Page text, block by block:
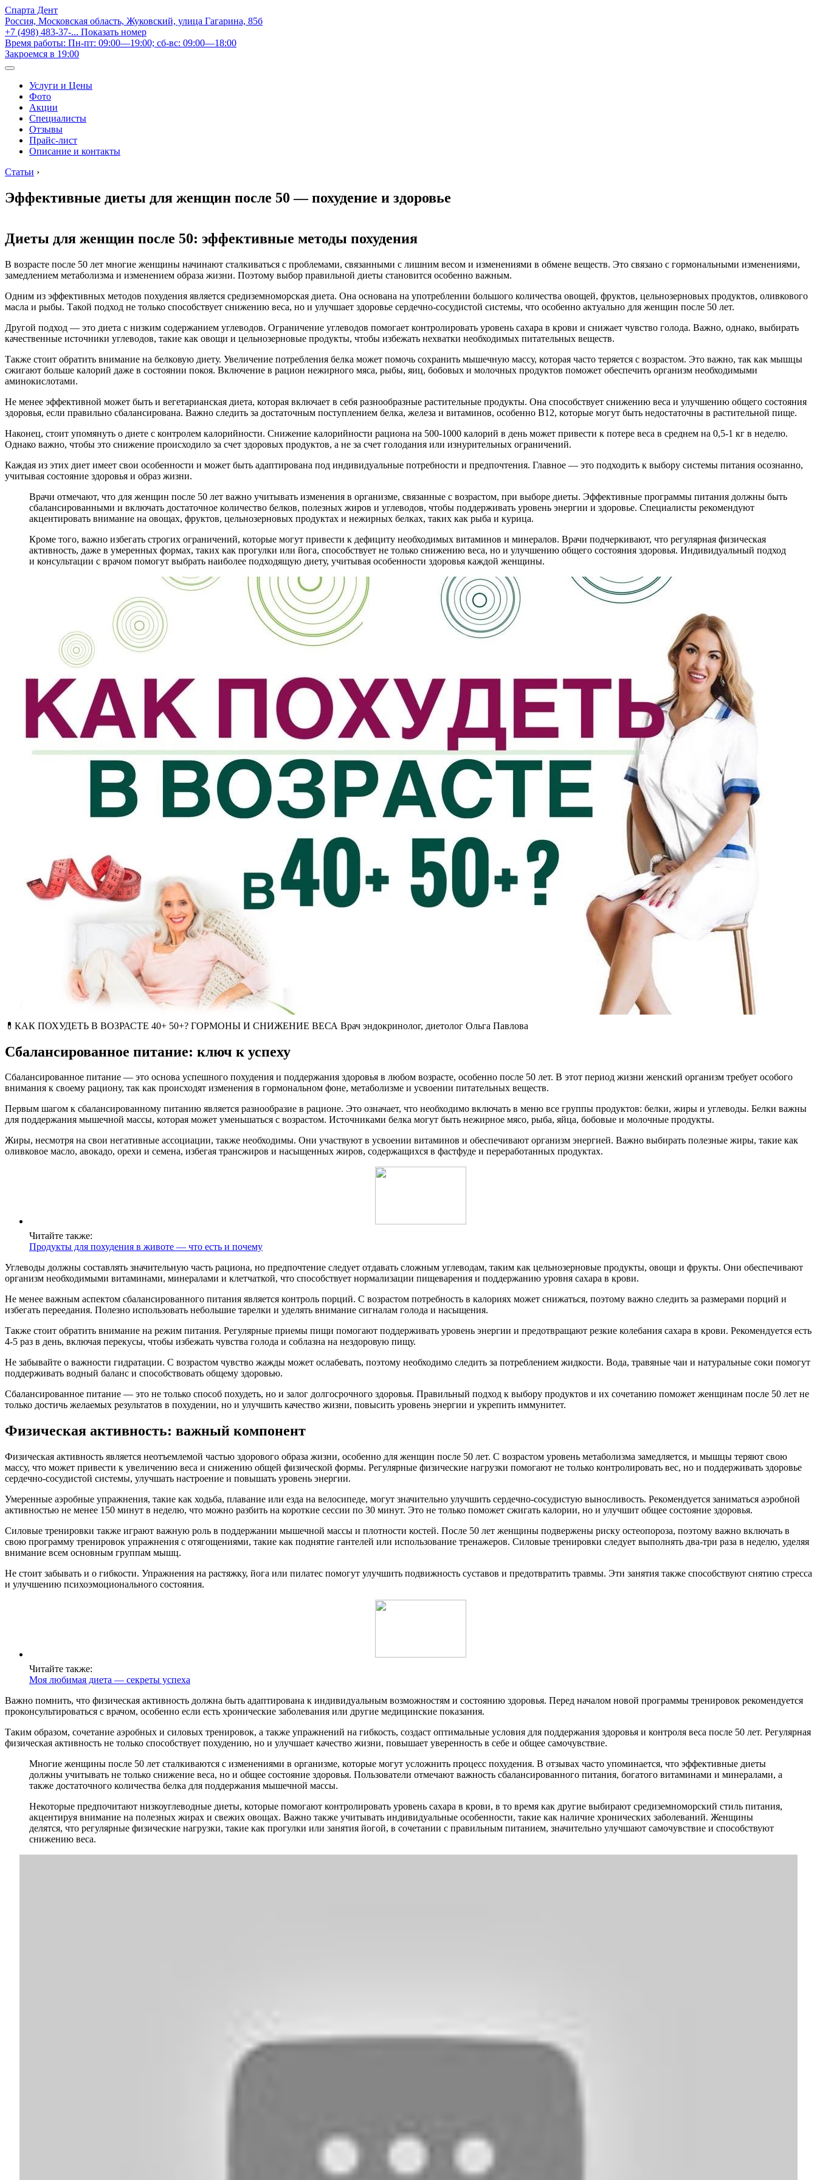
Спарта Дент
Россия, Московская область, Жуковский, улица Гагарина, 85б
+7 (498) 483-37-... Показать номер
Время работы: Пн-пт: 09:00—19:00; сб-вс: 09:00—18:00
Закроемся в 19:00
Услуги и Цены
Фото
Акции
Специалисты
Отзывы
Прайс-лист
Описание и контакты
Статьи ›
Эффективные диеты для женщин после 50 — похудение и здоровье
Диеты для женщин после 50: эффективные методы похудения
В возрасте после 50 лет многие женщины начинают сталкиваться с проблемами, связанными с лишним весом и изменениями в обмене веществ. Это связано с гормональными изменениями,
замедлением метаболизма и изменением образа жизни. Поэтому выбор правильной диеты становится особенно важным.
Одним из эффективных методов похудения является средиземноморская диета. Она основана на употреблении большого количества овощей, фруктов, цельнозерновых продуктов, оливкового
масла и рыбы. Такой подход не только способствует снижению веса, но и улучшает здоровье сердечно-сосудистой системы, что особенно актуально для женщин после 50 лет.
Другой подход — это диета с низким содержанием углеводов. Ограничение углеводов помогает контролировать уровень сахара в крови и снижает чувство голода. Важно, однако, выбирать
качественные источники углеводов, такие как овощи и цельнозерновые продукты, чтобы избежать нехватки необходимых питательных веществ.
Также стоит обратить внимание на белковую диету. Увеличение потребления белка может помочь сохранить мышечную массу, которая часто теряется с возрастом. Это важно, так как мышцы
сжигают больше калорий даже в состоянии покоя. Включение в рацион нежирного мяса, рыбы, яиц, бобовых и молочных продуктов поможет обеспечить организм необходимыми
аминокислотами.
Не менее эффективной может быть и вегетарианская диета, которая включает в себя разнообразные растительные продукты. Она способствует снижению веса и улучшению общего состояния
здоровья, если правильно сбалансирована. Важно следить за достаточным поступлением белка, железа и витаминов, особенно B12, которые могут быть недостаточны в растительной пище.
Наконец, стоит упомянуть о диете с контролем калорийности. Снижение калорийности рациона на 500-1000 калорий в день может привести к потере веса в среднем на 0,5-1 кг в неделю.
Однако важно, чтобы это снижение происходило за счет здоровых продуктов, а не за счет голодания или изнурительных ограничений.
Каждая из этих диет имеет свои особенности и может быть адаптирована под индивидуальные потребности и предпочтения. Главное — это подходить к выбору системы питания осознанно,
учитывая состояние здоровья и образ жизни.
Врачи отмечают, что для женщин после 50 лет важно учитывать изменения в организме, связанные с возрастом, при выборе диеты. Эффективные программы питания должны быть
сбалансированными и включать достаточное количество белков, полезных жиров и углеводов, чтобы поддерживать уровень энергии и здоровье. Специалисты рекомендуют
акцентировать внимание на овощах, фруктов, цельнозерновых продуктах и нежирных белках, таких как рыба и курица.
Кроме того, важно избегать строгих ограничений, которые могут привести к дефициту необходимых витаминов и минералов. Врачи подчеркивают, что регулярная физическая
активность, даже в умеренных формах, таких как прогулки или йога, способствует не только снижению веса, но и улучшению общего состояния здоровья. Индивидуальный подход
и консультации с врачом помогут выбрать наиболее подходящую диету, учитывая особенности здоровья каждой женщины.
💊КАК ПОХУДЕТЬ В ВОЗРАСТЕ 40+ 50+? ГОРМОНЫ И СНИЖЕНИЕ ВЕСА Врач эндокринолог, диетолог Ольга Павлова
Сбалансированное питание: ключ к успеху
Сбалансированное питание — это основа успешного похудения и поддержания здоровья в любом возрасте, особенно после 50 лет. В этот период жизни женский организм требует особого
внимания к своему рациону, так как происходят изменения в гормональном фоне, метаболизме и усвоении питательных веществ.
Первым шагом к сбалансированному питанию является разнообразие в рационе. Это означает, что необходимо включать в меню все группы продуктов: белки, жиры и углеводы. Белки важны
для поддержания мышечной массы, которая может уменьшаться с возрастом. Источниками белка могут быть нежирное мясо, рыба, яйца, бобовые и молочные продукты.
Жиры, несмотря на свои негативные ассоциации, также необходимы. Они участвуют в усвоении витаминов и обеспечивают организм энергией. Важно выбирать полезные жиры, такие как
оливковое масло, авокадо, орехи и семена, избегая трансжиров и насыщенных жиров, содержащихся в фастфуде и переработанных продуктах.
Читайте также:
Продукты для похудения в животе — что есть и почему
Углеводы должны составлять значительную часть рациона, но предпочтение следует отдавать сложным углеводам, таким как цельнозерновые продукты, овощи и фрукты. Они обеспечивают
организм необходимыми витаминами, минералами и клетчаткой, что способствует нормализации пищеварения и поддержанию уровня сахара в крови.
Не менее важным аспектом сбалансированного питания является контроль порций. С возрастом потребность в калориях может снижаться, поэтому важно следить за размерами порций и
избегать переедания. Полезно использовать небольшие тарелки и уделять внимание сигналам голода и насыщения.
Также стоит обратить внимание на режим питания. Регулярные приемы пищи помогают поддерживать уровень энергии и предотвращают резкие колебания сахара в крови. Рекомендуется есть
4-5 раз в день, включая перекусы, чтобы избежать чувства голода и соблазна на нездоровую пищу.
Не забывайте о важности гидратации. С возрастом чувство жажды может ослабевать, поэтому необходимо следить за потреблением жидкости. Вода, травяные чаи и натуральные соки помогут
поддерживать водный баланс и способствовать общему здоровью.
Сбалансированное питание — это не только способ похудеть, но и залог долгосрочного здоровья. Правильный подход к выбору продуктов и их сочетанию поможет женщинам после 50 лет не
только достичь желаемых результатов в похудении, но и улучшить качество жизни, повысить уровень энергии и укрепить иммунитет.
Физическая активность: важный компонент
Физическая активность является неотъемлемой частью здорового образа жизни, особенно для женщин после 50 лет. С возрастом уровень метаболизма замедляется, и мышцы теряют свою
массу, что может привести к увеличению веса и снижению общей физической формы. Регулярные физические нагрузки помогают не только контролировать вес, но и поддерживать здоровье
сердечно-сосудистой системы, улучшать настроение и повышать уровень энергии.
Умеренные аэробные упражнения, такие как ходьба, плавание или езда на велосипеде, могут значительно улучшить сердечно-сосудистую выносливость. Рекомендуется заниматься аэробной
активностью не менее 150 минут в неделю, что можно разбить на короткие сессии по 30 минут. Это не только поможет сжигать калории, но и улучшит общее состояние здоровья.
Силовые тренировки также играют важную роль в поддержании мышечной массы и плотности костей. После 50 лет женщины подвержены риску остеопороза, поэтому важно включать в
свою программу тренировок упражнения с отягощениями, такие как поднятие гантелей или использование тренажеров. Силовые тренировки следует выполнять два-три раза в неделю, уделяя
внимание всем основным группам мышц.
Не стоит забывать и о гибкости. Упражнения на растяжку, йога или пилатес помогут улучшить подвижность суставов и предотвратить травмы. Эти занятия также способствуют снятию стресса
и улучшению психоэмоционального состояния.
Читайте также:
Моя любимая диета — секреты успеха
Важно помнить, что физическая активность должна быть адаптирована к индивидуальным возможностям и состоянию здоровья. Перед началом новой программы тренировок рекомендуется
проконсультироваться с врачом, особенно если есть хронические заболевания или другие медицинские показания.
Таким образом, сочетание аэробных и силовых тренировок, а также упражнений на гибкость, создаст оптимальные условия для поддержания здоровья и контроля веса после 50 лет. Регулярная
физическая активность не только способствует похудению, но и улучшает качество жизни, повышает уверенность в себе и общее самочувствие.
Многие женщины после 50 лет сталкиваются с изменениями в организме, которые могут усложнить процесс похудения. В отзывах часто упоминается, что эффективные диеты
должны учитывать не только снижение веса, но и общее состояние здоровья. Пользователи отмечают важность сбалансированного питания, богатого витаминами и минералами, а
также достаточного количества белка для поддержания мышечной массы.
Некоторые предпочитают низкоуглеводные диеты, которые помогают контролировать уровень сахара в крови, в то время как другие выбирают средиземноморский стиль питания,
акцентируя внимание на полезных жирах и свежих овощах. Важно также учитывать индивидуальные особенности, такие как наличие хронических заболеваний. Женщины
делятся, что регулярные физические нагрузки, такие как прогулки или занятия йогой, в сочетании с правильным питанием, значительно улучшают самочувствие и способствуют
снижению веса.